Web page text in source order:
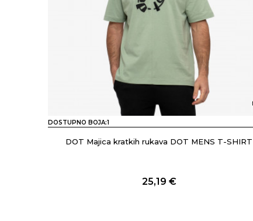
DOSTUPNO BOJA:1
DOT Majica kratkih rukava DOT MENS T-SHIRT
25,19 €